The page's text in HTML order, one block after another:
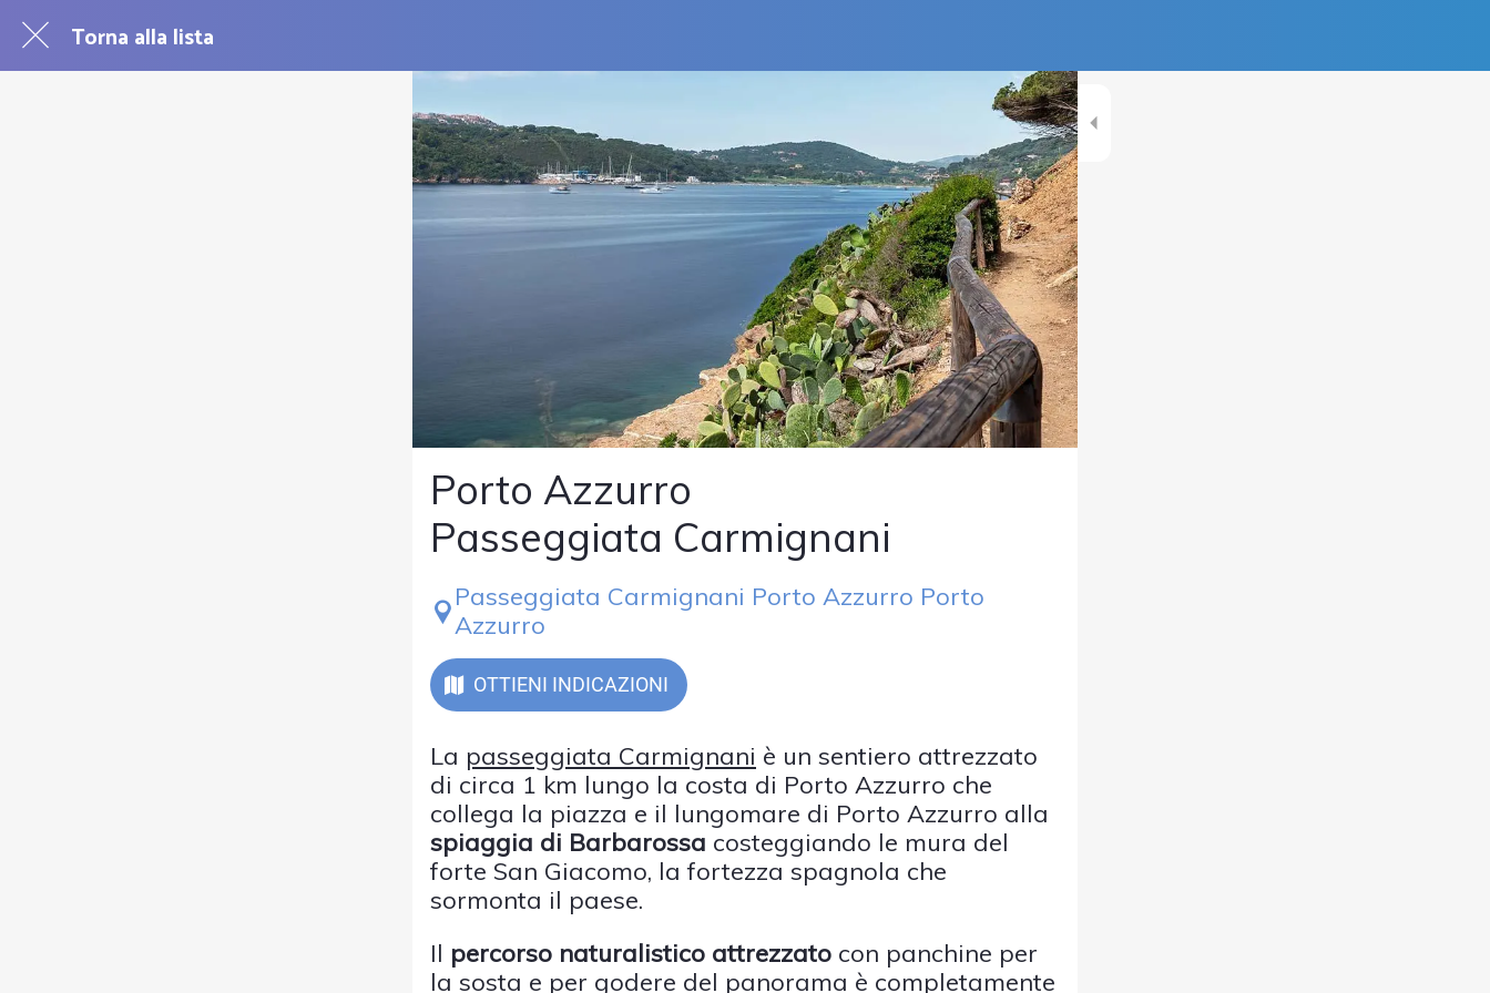
Torna alla lista
Porto Azzurro
Passeggiata Carmignani
Passeggiata Carmignani Porto Azzurro Porto
Azzurro
OTTIENI INDICAZIONI
La passeggiata Carmignani è un sentiero attrezzato
di circa 1 km lungo la costa di Porto Azzurro che
collega la piazza e il lungomare di Porto Azzurro alla
spiaggia di Barbarossa costeggiando le mura del
forte San Giacomo, la fortezza spagnola che
sormonta il paese.
Il percorso naturalistico attrezzato con panchine per
la sosta e per godere del panorama è completamente